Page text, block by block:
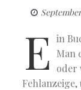
E in
Man
oder